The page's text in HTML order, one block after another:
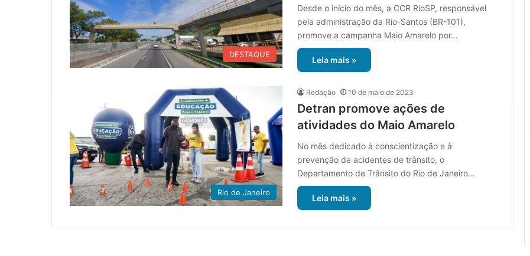
DESTAQUE
Desde o início do mês, a CCR RioSP, responsável
pela administração da Rio-Santos (BR-101),
promove a campanha Maio Amarelo por…
Leia mais »
Rio de Janeiro
Redação 10 de maio de 2023
Detran promove ações de
atividades do Maio Amarelo
No mês dedicado à conscientização e à
prevenção de acidentes de trânsito, o
Departamento de Trânsito do Rio de Janeiro…
Leia mais »